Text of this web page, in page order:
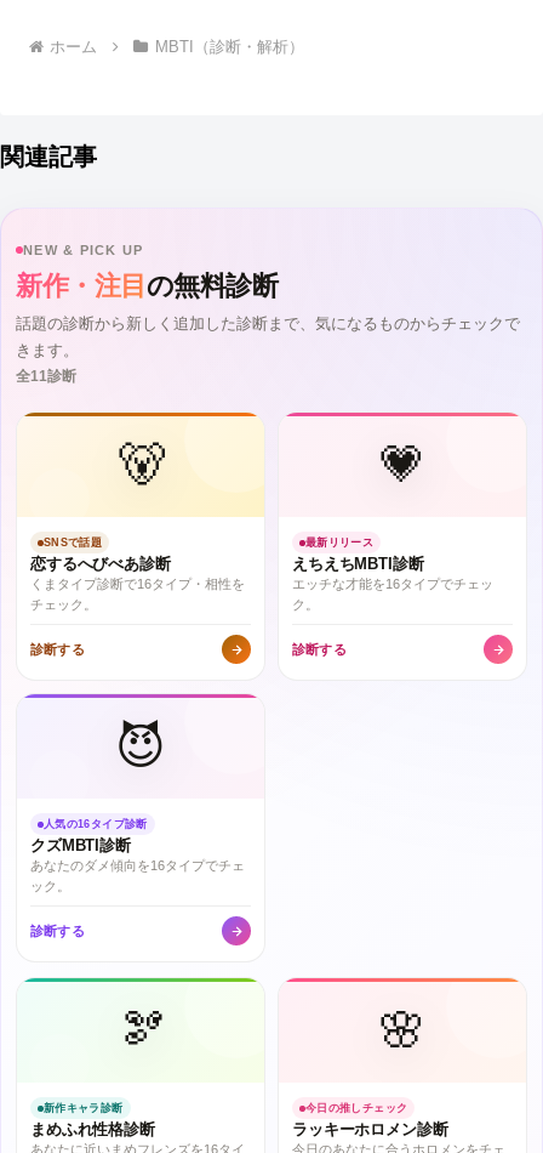
ホーム MBTI（診断・解析）
関連記事
NEW & PICK UP
新作・注目 の無料診断
話題の診断から新しく追加した診断まで、気になるものからチェックで
きます。
全11診断
🐻
SNSで話題
恋するへびべあ診断
くまタイプ診断で16タイプ・相性を
チェック。
診断する
💗
最新リリース
えちえちMBTI診断
エッチな才能を16タイプでチェッ
ク。
診断する
😈
人気の16タイプ診断
クズMBTI診断
あなたのダメ傾向を16タイプでチェ
ック。
診断する
🫘
新作キャラ診断
まめふれ性格診断
あなたに近いまめフレンズを16タイ
🌸
今日の推しチェック
ラッキーホロメン診断
今日のあなたに合うホロメンをチェ